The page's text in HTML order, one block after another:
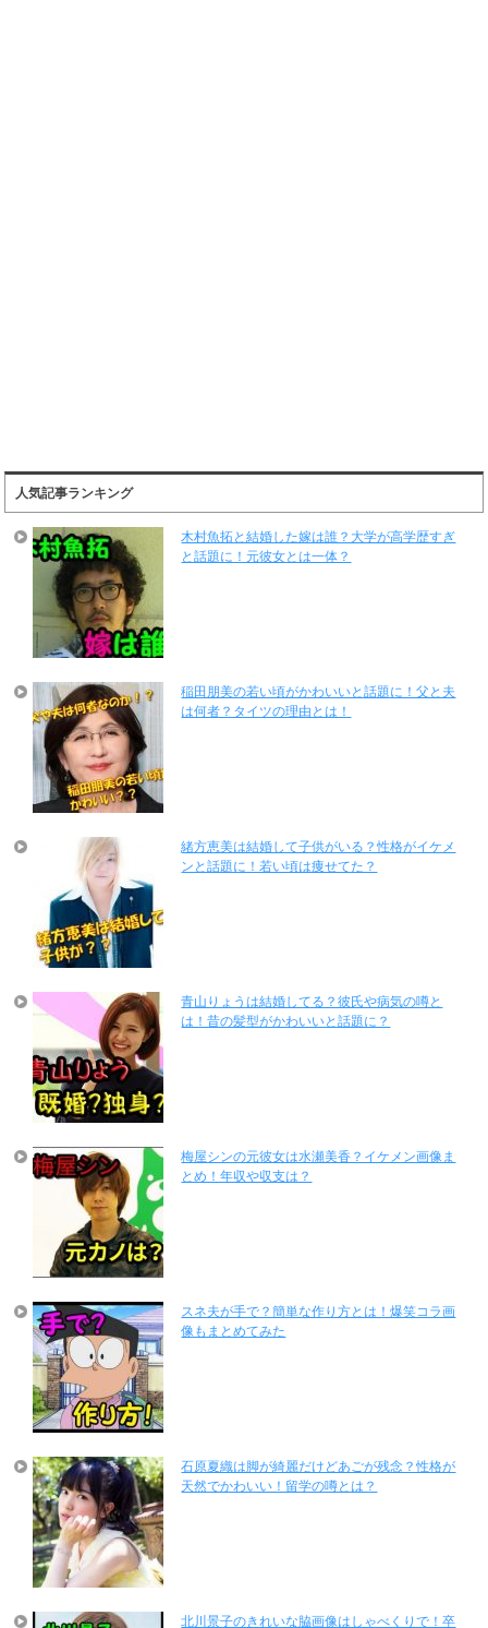
人気記事ランキング
木村魚拓と結婚した嫁は誰？大学が高学歴すぎ
と話題に！元彼女とは一体？
稲田朋美の若い頃がかわいいと話題に！父と夫
は何者？タイツの理由とは！
緒方恵美は結婚して子供がいる？性格がイケメ
ンと話題に！若い頃は痩せてた？
青山りょうは結婚してる？彼氏や病気の噂と
は！昔の髪型がかわいいと話題に？
梅屋シンの元彼女は水瀬美香？イケメン画像ま
とめ！年収や収支は？
スネ夫が手で？簡単な作り方とは！爆笑コラ画
像もまとめてみた
石原夏織は脚が綺麗だけどあごが残念？性格が
天然でかわいい！留学の噂とは？
北川景子のきれいな脇画像はしゃべくりで！卒